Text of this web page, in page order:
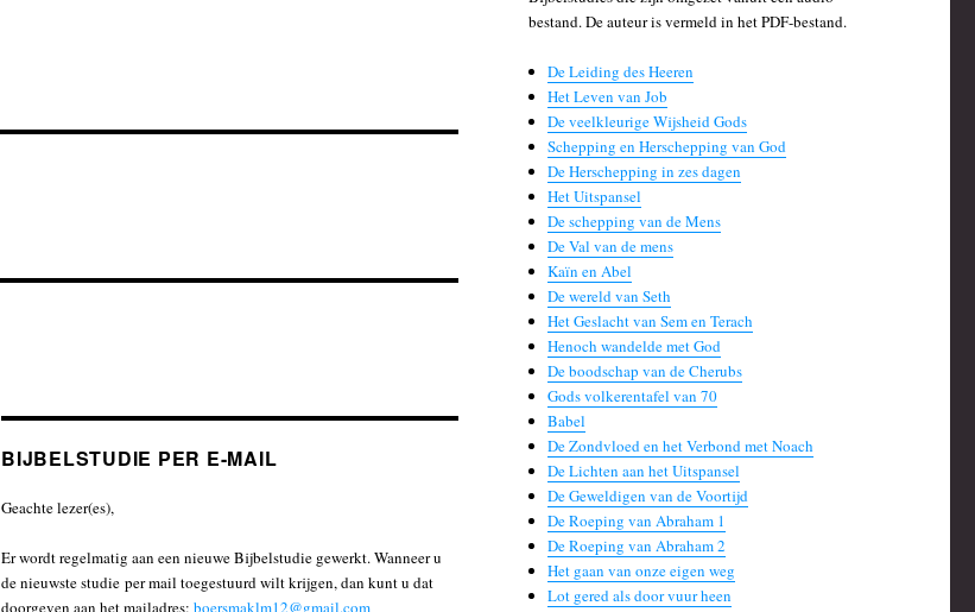
BIJBELSTUDIE PER E-MAIL
Geachte lezer(es),
Er wordt regelmatig aan een nieuwe Bijbelstudie gewerkt. Wanneer u
de nieuwste studie per mail toegestuurd wilt krijgen, dan kunt u dat
bestand. De auteur is vermeld in het PDF-bestand.
De Leiding des Heeren
Het Leven van Job
De veelkleurige Wijsheid Gods
Schepping en Herschepping van God
De Herschepping in zes dagen
Het Uitspansel
De schepping van de Mens
De Val van de mens
Kaïn en Abel
De wereld van Seth
Het Geslacht van Sem en Terach
Henoch wandelde met God
De boodschap van de Cherubs
Gods volkerentafel van 70
Babel
De Zondvloed en het Verbond met Noach
De Lichten aan het Uitspansel
De Geweldigen van de Voortijd
De Roeping van Abraham 1
De Roeping van Abraham 2
Het gaan van onze eigen weg
Lot gered als door vuur heen